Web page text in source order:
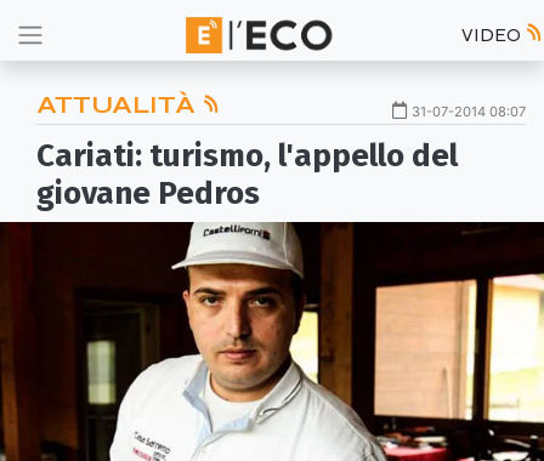
VIDEO
ATTUALITÀ 31-07-2014 08:07
Cariati: turismo, l'appello del
giovane Pedros